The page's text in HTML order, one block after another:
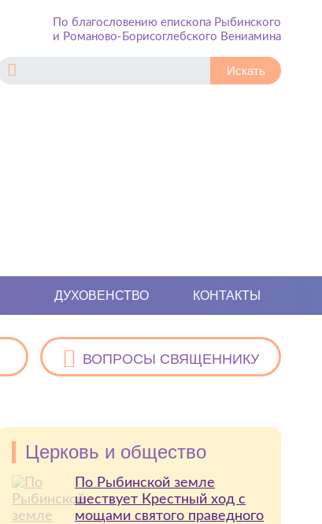
По благословению епископа Рыбинского
и Романово-Борисоглебского Вениамина
ДУХОВЕНСТВО КОНТАКТЫ
ВОПРОСЫ СВЯЩЕННИКУ
Церковь и общество
По Рыбинской земле
шествует Крестный ход с
мощами святого праведного